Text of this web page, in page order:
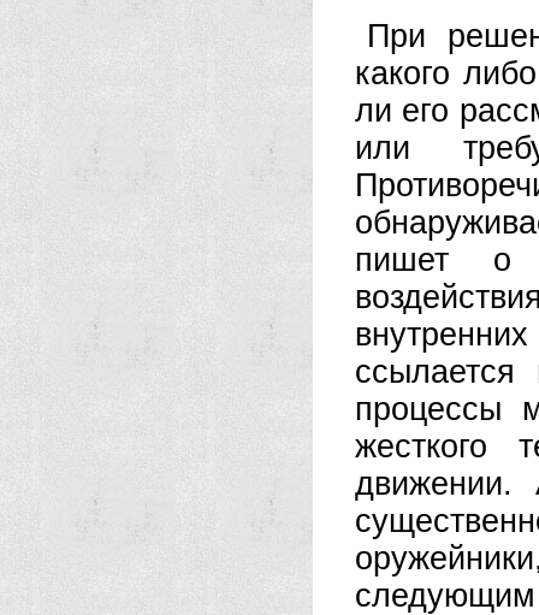
При
какого
ли его
или
пишет о
ссылается
процессы
жесткого
движении.
следующим